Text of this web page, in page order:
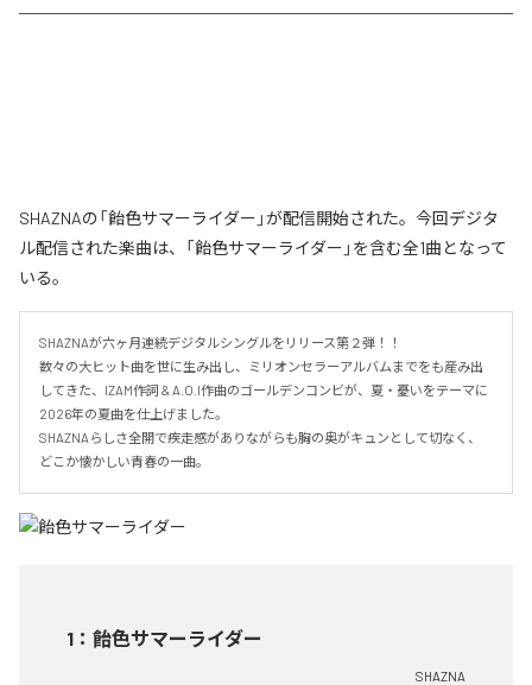
SHAZNAの「飴色サマーライダー」が配信開始された。今回デジタ
ル配信された楽曲は、「飴色サマーライダー」を含む全1曲となって
いる。
SHAZNAが六ヶ月連続デジタルシングルをリリース第２弾！！
数々の大ヒット曲を世に生み出し、ミリオンセラーアルバムまでをも産み出
してきた、IZAM作詞 & A.O.I作曲のゴールデンコンビが、夏・憂いをテーマに
2026年の夏曲を仕上げました。
SHAZNAらしさ全開で疾走感がありながらも胸の奥がキュンとして切なく、
どこか懐かしい青春の一曲。
1 ： 飴色サマーライダー
SHAZNA